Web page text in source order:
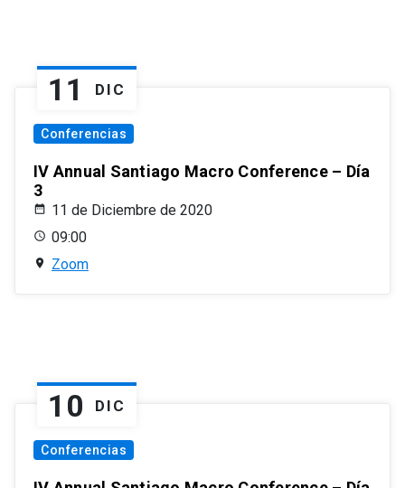
11 DIC
Conferencias
IV Annual Santiago Macro Conference – Día
3
11 de Diciembre de 2020
09:00
Zoom
10 DIC
Conferencias